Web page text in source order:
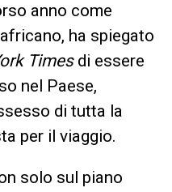
anno come
ha spiegato
Timesdi essere
nel Paese,
di tutta la
per il viaggio.
solo sul piano